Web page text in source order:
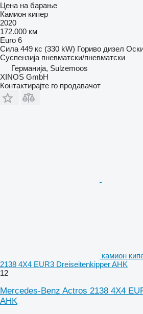
Цена на барање
Камион кипер
2020
172.000 км
Euro 6
Сила 449 кс (330 kW) Гориво дизел
Суспензија пневматски/пневматски
Германија, Sulzemoos
XINOS GmbH
Контактирајте го продавачот
камион
2138 4X4 EUR3 Dreiseitenkipper AHK
12
Mercedes-Benz Actros 2138 4X4
AHK